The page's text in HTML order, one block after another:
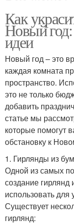
Как
Новый
идеи
Новый год – это
каждая комната
пространство.
это не только
добавить
статье мы
которые помогут
обстановку к
1. Гирлянды из
Одной из самых
создание
использовать для
Существует
гирлянд: